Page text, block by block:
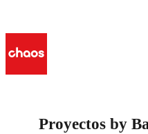
Proyectos by